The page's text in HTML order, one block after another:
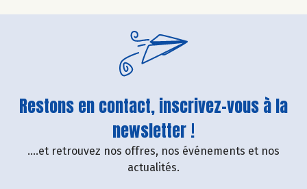
Restons en contact, inscrivez-vous à la
newsletter !
....et retrouvez nos offres, nos événements et nos
actualités.